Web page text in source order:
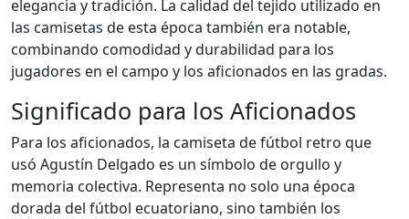
elegancia y tradición. La calidad del tejido utilizado en
las camisetas de esta época también era notable,
combinando comodidad y durabilidad para los
jugadores en el campo y los aficionados en las gradas.
Significado para los Aficionados
Para los aficionados, la camiseta de fútbol retro que
usó Agustín Delgado es un símbolo de orgullo y
memoria colectiva. Representa no solo una época
dorada del fútbol ecuatoriano, sino también los